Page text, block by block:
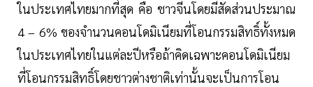
ในประเทศไทยมากที่สุด คือ ชาวจีนโดยมีสัดส่วนประมาณ
4 – 6% ของจำนวนคอนโดมิเนียมที่โอนกรรมสิทธิ์ทั้งหมด
ในประเทศไทยในแต่ละปีหรือถ้าคิดเฉพาะคอนโดมิเนียม
ที่โอนกรรมสิทธิ์โดยชาวต่างชาติเท่านั้นจะเป็นการโอน